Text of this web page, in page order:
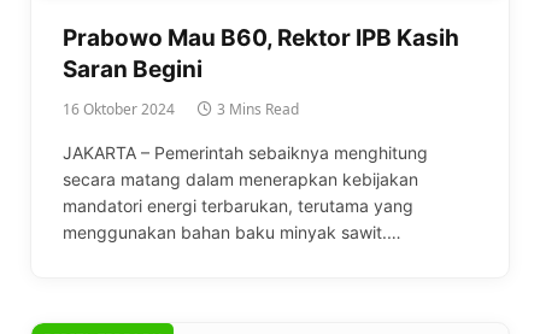
Prabowo Mau B60, Rektor IPB Kasih
Saran Begini
16 Oktober 2024 3 Mins Read
JAKARTA – Pemerintah sebaiknya menghitung
secara matang dalam menerapkan kebijakan
mandatori energi terbarukan, terutama yang
menggunakan bahan baku minyak sawit.…